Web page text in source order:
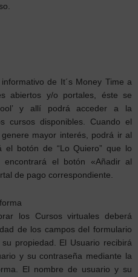
de It´s Money Time a
abiertos y/o portales, éste se
y allí podrá acceder a la
cursos disponibles. Cuando el
mayor interés, podrá ir al
botón de “Lo Quiero” que lo
el botón «Añadir al
de pago correspondiente.
los Cursos virtuales deberá
de los campos del formulario
propiedad. El Usuario recibirá
y su contraseña mediante la
El nombre de usuario y su